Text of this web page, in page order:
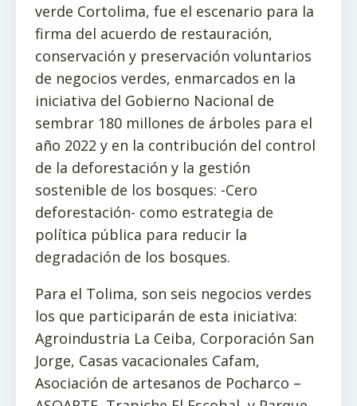
verde Cortolima, fue el escenario para la
firma del acuerdo de restauración,
conservación y preservación voluntarios
de negocios verdes, enmarcados en la
iniciativa del Gobierno Nacional de
sembrar 180 millones de árboles para el
año 2022 y en la contribución del control
de la deforestación y la gestión
sostenible de los bosques: -Cero
deforestación- como estrategia de
política pública para reducir la
degradación de los bosques.
Para el Tolima, son seis negocios verdes
los que participarán de esta iniciativa:
Agroindustria La Ceiba, Corporación San
Jorge, Casas vacacionales Cafam,
Asociación de artesanos de Pocharco –